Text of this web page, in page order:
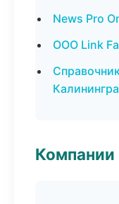
News Pro
ООО Link